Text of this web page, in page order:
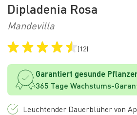
Dipladenia Rosa
Mandevilla
(12)
Garantiert gesunde
365 Tage Wachstums-
Leuchtender Dauerblüher von